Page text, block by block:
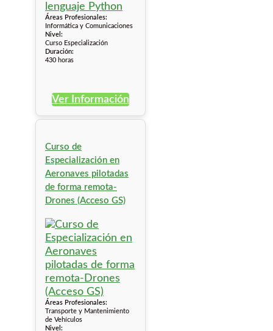
Áreas Profesionales:
Informática y Comunicaciones
Nivel:
Curso Especialización
Duración:
430 horas
Ver Información
Curso de
Especialización en
Aeronaves pilotadas
de forma remota-
Drones (Acceso GS)
Áreas Profesionales:
Transporte y Mantenimiento
de Vehículos
Nivel: